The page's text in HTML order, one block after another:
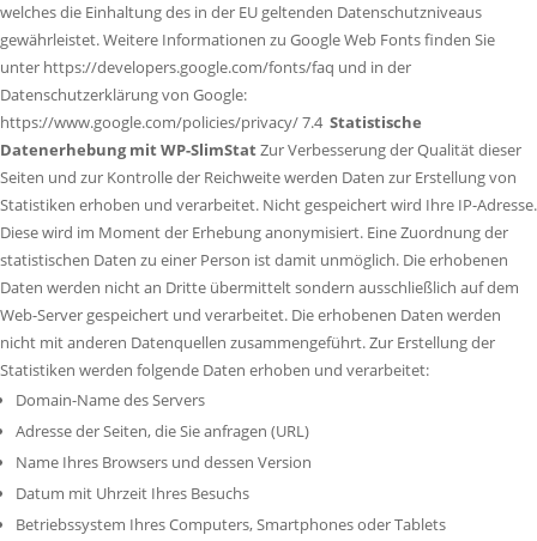
welches die Einhaltung des in der EU geltenden Datenschutzniveaus
gewährleistet. Weitere Informationen zu Google Web Fonts finden Sie
unter https://developers.google.com/fonts/faq und in der
Datenschutzerklärung von Google:
https://www.google.com/policies/privacy/ 7.4 Statistische
Datenerhebung mit WP-SlimStat
Seiten und zur Kontrolle der Reichweite werden Daten zur Erstellung von
Statistiken erhoben und verarbeitet. Nicht gespeichert wird Ihre IP-Adresse.
Diese wird im Moment der Erhebung anonymisiert. Eine Zuordnung der
statistischen Daten zu einer Person ist damit unmöglich. Die erhobenen
Daten werden nicht an Dritte übermittelt sondern ausschließlich auf dem
Web-Server gespeichert und verarbeitet. Die erhobenen Daten werden
nicht mit anderen Datenquellen zusammengeführt. Zur Erstellung der
Statistiken werden folgende Daten erhoben und verarbeitet:
Domain-Name des Servers
Adresse der Seiten, die Sie anfragen (URL)
Name Ihres Browsers und dessen Version
Datum mit Uhrzeit Ihres Besuchs
Betriebssystem Ihres Computers, Smartphones oder Tablets